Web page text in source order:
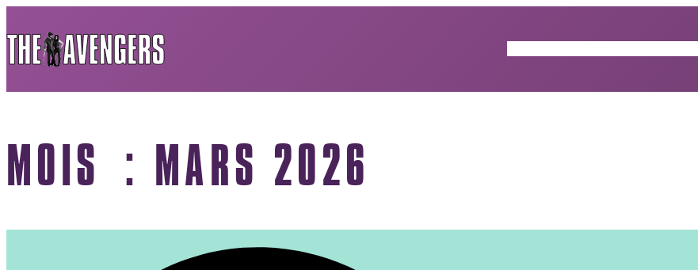
MOIS : MARS 2026